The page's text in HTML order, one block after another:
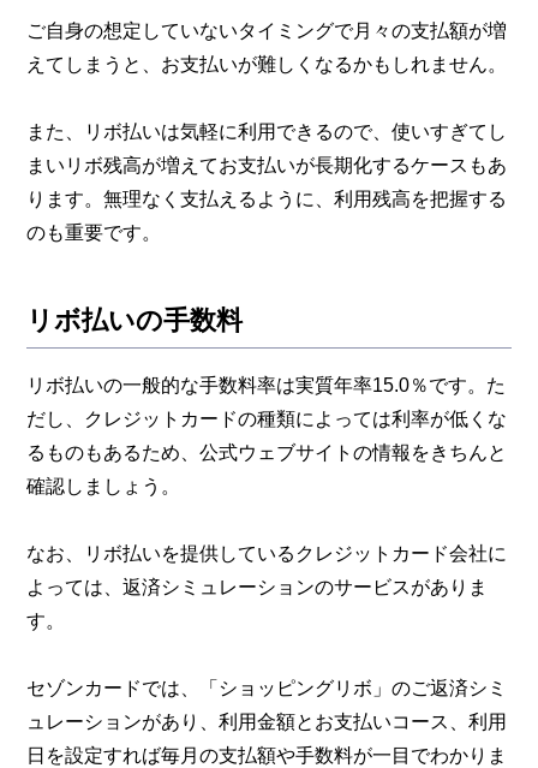
ご自身の想定していないタイミングで月々の支払額が増
えてしまうと、お支払いが難しくなるかもしれません。
また、リボ払いは気軽に利用できるので、使いすぎてし
まいリボ残高が増えてお支払いが長期化するケースもあ
ります。無理なく支払えるように、利用残高を把握する
のも重要です。
リボ払いの手数料
リボ払いの一般的な手数料率は実質年率15.0％です。た
だし、クレジットカードの種類によっては利率が低くな
るものもあるため、公式ウェブサイトの情報をきちんと
確認しましょう。
なお、リボ払いを提供しているクレジットカード会社に
よっては、返済シミュレーションのサービスがありま
す。
セゾンカードでは、「ショッピングリボ」のご返済シミ
ュレーションがあり、利用金額とお支払いコース、利用
日を設定すれば毎月の支払額や手数料が一目でわかりま